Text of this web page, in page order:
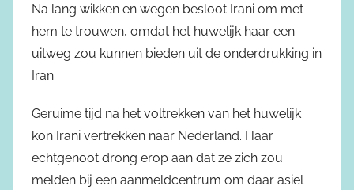
Na lang wikken en wegen besloot Irani om met
hem te trouwen, omdat het huwelijk haar een
uitweg zou kunnen bieden uit de onderdrukking in
Iran.
Geruime tijd na het voltrekken van het huwelijk
kon Irani vertrekken naar Nederland. Haar
echtgenoot drong erop aan dat ze zich zou
melden bij een aanmeldcentrum om daar asiel